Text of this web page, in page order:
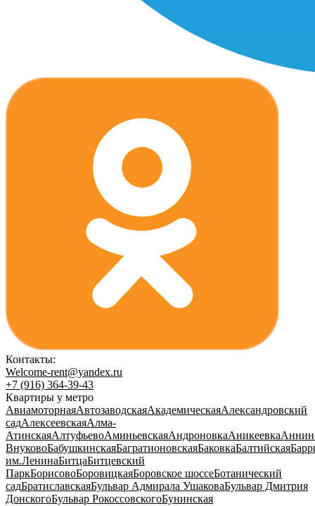
Контакты:
Welcome-rent@yandex.ru
+7 (916) 364-39-43
Квартиры у метро
АвиамоторнаяАвтозаводскаяАкадемическаяАлександровский
садАлексеевскаяАлма-
АтинскаяАлтуфьевоАминьевскаяАндроновкаАникеевка
ВнуковоБабушкинскаяБагратионовскаяБаковкаБалтийская
им.ЛенинаБитцаБитцевский
ПаркБорисовоБоровицкаяБоровское шоссеБотанический
садБратиславскаяБульвар Адмирала УшаковаБульвар Дмитрия
ДонскогоБульвар РокоссовскогоБунинская